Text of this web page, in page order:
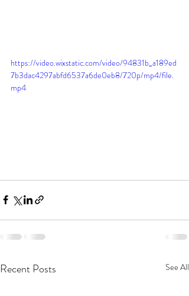
https://video.wixstatic.com/video/94831b_a189ed
7b3dac4297abfd6537a6de0eb8/720p/mp4/file.
mp4
Recent Posts See All